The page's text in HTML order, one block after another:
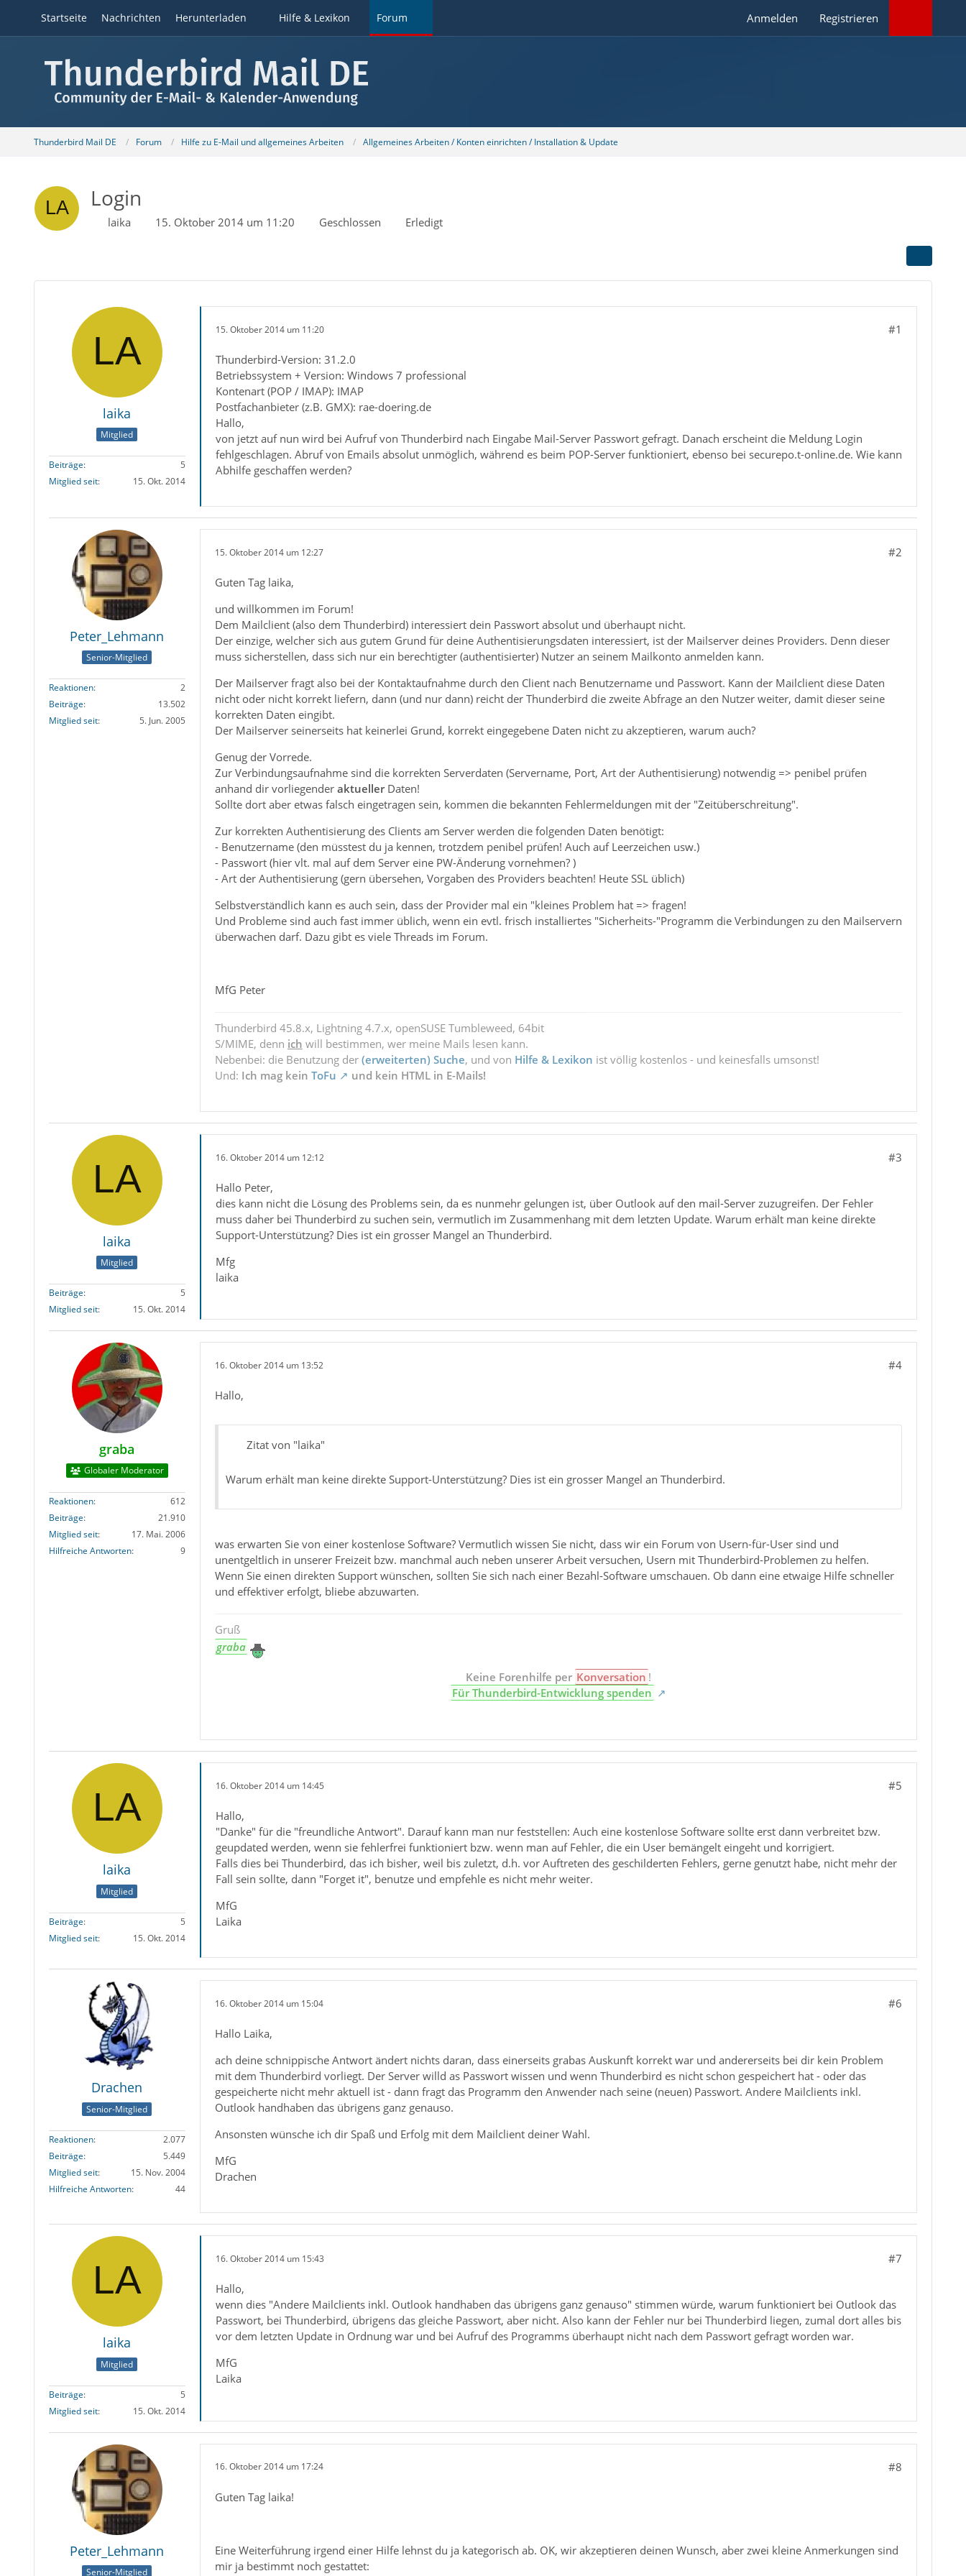
Startseite Nachrichten Herunterladen Hilfe & Lexikon Forum Anmelden Registrieren
Thunderbird Mail DE Forum Hilfe zu E-Mail und allgemeines Arbeiten Allgemeines Arbeiten / Konten einrichten / Installation & Update
Login
laika 15. Oktober 2014 um 11:20 Geschlossen Erledigt
laika
Mitglied
Beiträge
5
Mitglied seit
15. Okt. 2014
15. Oktober 2014 um 11:20 #1
Thunderbird-Version: 31.2.0
Betriebssystem + Version: Windows 7 professional
Kontenart (POP / IMAP): IMAP
Postfachanbieter (z.B. GMX): rae-doering.de
Hallo,
von jetzt auf nun wird bei Aufruf von Thunderbird nach Eingabe Mail-Server Passwort gefragt. Danach erscheint die Meldung Login
fehlgeschlagen. Abruf von Emails absolut unmöglich, während es beim POP-Server funktioniert, ebenso bei securepo.t-online.de. Wie kann
Abhilfe geschaffen werden?
Peter_Lehmann
Senior-Mitglied
Reaktionen
2
Beiträge
13.502
Mitglied seit
5. Jun. 2005
15. Oktober 2014 um 12:27 #2
Guten Tag laika,
und willkommen im Forum!
Dem Mailclient (also dem Thunderbird) interessiert dein Passwort absolut und überhaupt nicht.
Der einzige, welcher sich aus gutem Grund für deine Authentisierungsdaten interessiert, ist der Mailserver deines Providers. Denn dieser
muss sicherstellen, dass sich nur ein berechtigter (authentisierter) Nutzer an seinem Mailkonto anmelden kann.
Der Mailserver fragt also bei der Kontaktaufnahme durch den Client nach Benutzername und Passwort. Kann der Mailclient diese Daten
nicht oder nicht korrekt liefern, dann (und nur dann) reicht der Thunderbird die zweite Abfrage an den Nutzer weiter, damit dieser seine
korrekten Daten eingibt.
Der Mailserver seinerseits hat keinerlei Grund, korrekt eingegebene Daten nicht zu akzeptieren, warum auch?
Genug der Vorrede.
Zur Verbindungsaufnahme sind die korrekten Serverdaten (Servername, Port, Art der Authentisierung) notwendig => penibel prüfen
anhand dir vorliegender aktuellerDaten!
Sollte dort aber etwas falsch eingetragen sein, kommen die bekannten Fehlermeldungen mit der "Zeitüberschreitung".
Zur korrekten Authentisierung des Clients am Server werden die folgenden Daten benötigt:
- Benutzername (den müsstest du ja kennen, trotzdem penibel prüfen! Auch auf Leerzeichen usw.)
- Passwort (hier vlt. mal auf dem Server eine PW-Änderung vornehmen? )
- Art der Authentisierung (gern übersehen, Vorgaben des Providers beachten! Heute SSL üblich)
Selbstverständlich kann es auch sein, dass der Provider mal ein "kleines Problem hat => fragen!
Und Probleme sind auch fast immer üblich, wenn ein evtl. frisch installiertes "Sicherheits-"Programm die Verbindungen zu den Mailservern
überwachen darf. Dazu gibt es viele Threads im Forum.
MfG Peter
Thunderbird 45.8.x, Lightning 4.7.x, openSUSE Tumbleweed, 64bit
S/MIME, denn ich will bestimmen, wer meine Mails lesen kann.
Nebenbei: die Benutzung der (erweiterten) Suche, und von Hilfe & Lexikon ist völlig kostenlos - und keinesfalls umsonst!
Und: Ich mag kein ToFu und kein HTML in E-Mails!
laika
Mitglied
Beiträge
5
Mitglied seit
15. Okt. 2014
16. Oktober 2014 um 12:12 #3
Hallo Peter,
dies kann nicht die Lösung des Problems sein, da es nunmehr gelungen ist, über Outlook auf den mail-Server zuzugreifen. Der Fehler
muss daher bei Thunderbird zu suchen sein, vermutlich im Zusammenhang mit dem letzten Update. Warum erhält man keine direkte
Support-Unterstützung? Dies ist ein grosser Mangel an Thunderbird.
Mfg
laika
graba
Globaler Moderator
Reaktionen
612
Beiträge
21.910
Mitglied seit
17. Mai. 2006
Hilfreiche Antworten
9
16. Oktober 2014 um 13:52 #4
Hallo,
Zitat von "laika"
Warum erhält man keine direkte Support-Unterstützung? Dies ist ein grosser Mangel an Thunderbird.
was erwarten Sie von einer kostenlose Software? Vermutlich wissen Sie nicht, dass wir ein Forum von Usern-für-User sind und
unentgeltlich in unserer Freizeit bzw. manchmal auch neben unserer Arbeit versuchen, Usern mit Thunderbird-Problemen zu helfen.
Wenn Sie einen direkten Support wünschen, sollten Sie sich nach einer Bezahl-Software umschauen. Ob dann eine etwaige Hilfe schneller
und effektiver erfolgt, bliebe abzuwarten.
Gruß
graba
Keine Forenhilfe per Konversation !
Für Thunderbird-Entwicklung spenden
laika
Mitglied
Beiträge
5
Mitglied seit
15. Okt. 2014
16. Oktober 2014 um 14:45 #5
Hallo,
"Danke" für die "freundliche Antwort". Darauf kann man nur feststellen: Auch eine kostenlose Software sollte erst dann verbreitet bzw.
geupdated werden, wenn sie fehlerfrei funktioniert bzw. wenn man auf Fehler, die ein User bemängelt eingeht und korrigiert.
Falls dies bei Thunderbird, das ich bisher, weil bis zuletzt, d.h. vor Auftreten des geschilderten Fehlers, gerne genutzt habe, nicht mehr der
Fall sein sollte, dann "Forget it", benutze und empfehle es nicht mehr weiter.
MfG
Laika
Drachen
Senior-Mitglied
Reaktionen
2.077
Beiträge
5.449
Mitglied seit
15. Nov. 2004
Hilfreiche Antworten
44
16. Oktober 2014 um 15:04 #6
Hallo Laika,
ach deine schnippische Antwort ändert nichts daran, dass einerseits grabas Auskunft korrekt war und andererseits bei dir kein Problem
mit dem Thunderbird vorliegt. Der Server willd as Passwort wissen und wenn Thunderbird es nicht schon gespeichert hat - oder das
gespeicherte nicht mehr aktuell ist - dann fragt das Programm den Anwender nach seine (neuen) Passwort. Andere Mailclients inkl.
Outlook handhaben das übrigens ganz genauso.
Ansonsten wünsche ich dir Spaß und Erfolg mit dem Mailclient deiner Wahl.
MfG
Drachen
laika
Mitglied
Beiträge
5
Mitglied seit
15. Okt. 2014
16. Oktober 2014 um 15:43 #7
Hallo,
wenn dies "Andere Mailclients inkl. Outlook handhaben das übrigens ganz genauso" stimmen würde, warum funktioniert bei Outlook das
Passwort, bei Thunderbird, übrigens das gleiche Passwort, aber nicht. Also kann der Fehler nur bei Thunderbird liegen, zumal dort alles bis
vor dem letzten Update in Ordnung war und bei Aufruf des Programms überhaupt nicht nach dem Passwort gefragt worden war.
MfG
Laika
Peter_Lehmann
Senior-Mitglied
16. Oktober 2014 um 17:24 #8
Guten Tag laika!
Eine Weiterführung irgend einer Hilfe lehnst du ja kategorisch ab. OK, wir akzeptieren deinen Wunsch, aber zwei kleine Anmerkungen sind
mir ja bestimmt noch gestattet: